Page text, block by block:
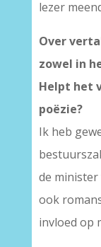
lezer
Over
zowel in
Helpt het
poëzie?
Ik heb
de minister
ook
invloed op